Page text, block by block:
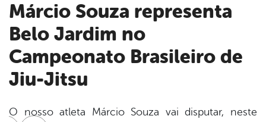
Márcio Souza representa
Belo Jardim no
Campeonato Brasileiro de
Jiu-Jitsu
O nosso atleta Márcio Souza vai disputar, neste